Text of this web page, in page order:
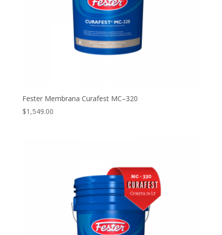
Fester Membrana Curafest MC–320
$1,549.00